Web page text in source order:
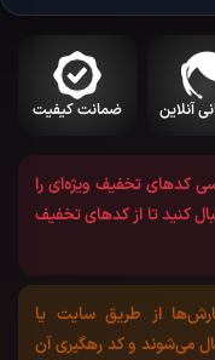
آنلاین ضمانت کیفیت
کد‌های تخفیف ویژه‌ای را
کنید تا از کد‌های تخفیف
از طریق سایت یا
می‌شوند و کد رهگیری آن